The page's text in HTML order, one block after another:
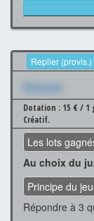
Replier (provis.)
Xxxxxxx
Dotation : 15 € / 1
Créatif.
Les lots
Au choix du
Principe du
Répondre à 3